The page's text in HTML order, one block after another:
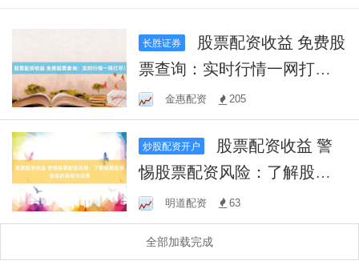
长胜证券
票查询：实时行情一网打
尽！金惠配资 205
炒股配资开户
惕股票配资风险：了解股票
配资违法的真相与后果
明道配资 63
全部加载完成